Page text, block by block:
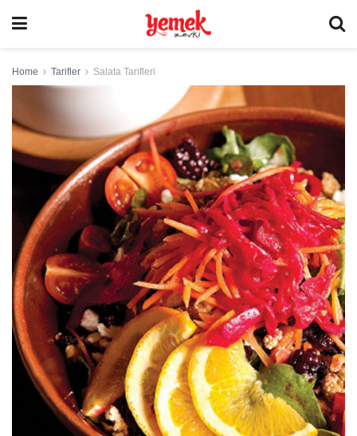
Home Tarifler Salata Tarifleri